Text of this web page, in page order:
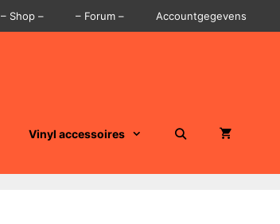
– Shop – – Forum – Accountgegevens
Vinyl accessoires